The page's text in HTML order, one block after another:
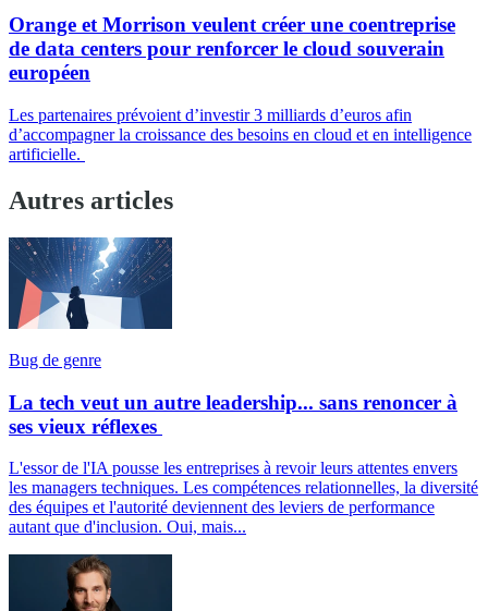
Orange et Morrison veulent créer une coentreprise
de data centers pour renforcer le cloud souverain
européen
Les partenaires prévoient d’investir 3 milliards d’euros afin
d’accompagner la croissance des besoins en cloud et en intelligence
artificielle.
Autres articles
Bug de genre
La tech veut un autre leadership... sans renoncer à
ses vieux réflexes
L'essor de l'IA pousse les entreprises à revoir leurs attentes envers
les managers techniques. Les compétences relationnelles, la diversité
des équipes et l'autorité deviennent des leviers de performance
autant que d'inclusion. Oui, mais...